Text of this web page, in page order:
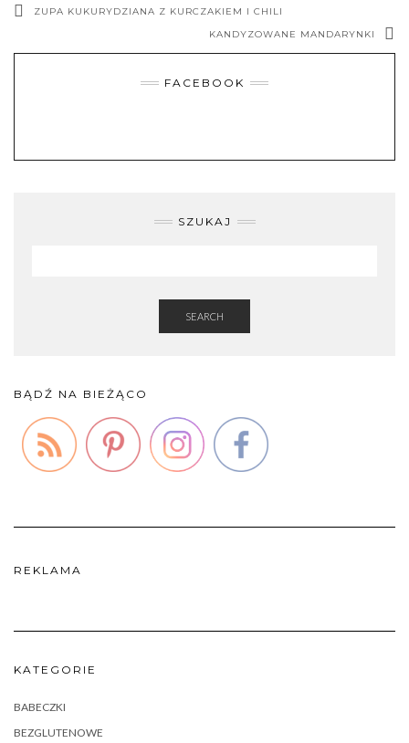
ZUPA KUKURYDZIANA Z KURCZAKIEM I CHILI
KANDYZOWANE MANDARYNKI
FACEBOOK
SZUKAJ
SEARCH
BĄDŹ NA BIEŻĄCO
REKLAMA
KATEGORIE
BABECZKI
BEZGLUTENOWE